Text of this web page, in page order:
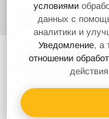
Задать вопрос
Интернет-сайт
публичной офертой,
Гражданского
стоимости товаров,
быть изменена в
может отличаться от
условиями
данных с
аналитики и
Уведомление, а
отношении